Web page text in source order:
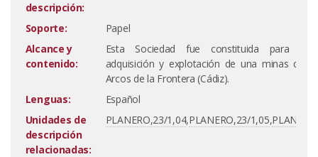
descripción:
Soporte:
Papel
Alcance y
contenido:
Esta Sociedad fue constituida para el
adquisición y explotación de una minas de
Arcos de la Frontera (Cádiz).
Lenguas:
Español
Unidades de
descripción
relacionadas:
PLANERO,23/1,04,PLANERO,23/1,05,